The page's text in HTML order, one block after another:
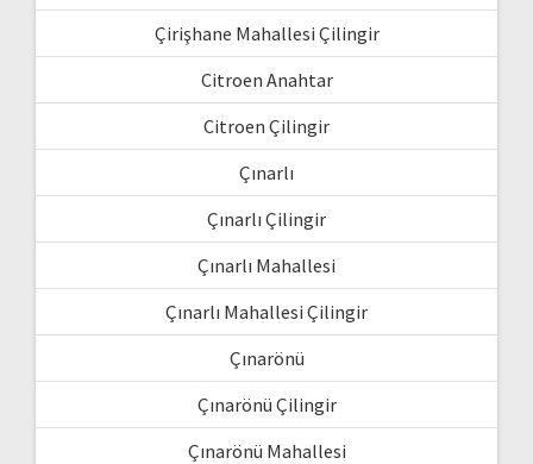
Çirişhane Mahallesi Çilingir
Citroen Anahtar
Citroen Çilingir
Çınarlı
Çınarlı Çilingir
Çınarlı Mahallesi
Çınarlı Mahallesi Çilingir
Çınarönü
Çınarönü Çilingir
Çınarönü Mahallesi